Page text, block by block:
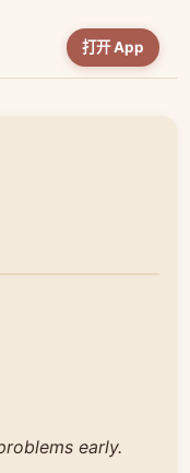
打开 App
early.